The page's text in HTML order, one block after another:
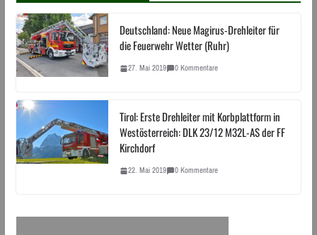
Deutschland: Neue Magirus-Drehleiter für
die Feuerwehr Wetter (Ruhr)
27. Mai 2019 0 Kommentare
Tirol: Erste Drehleiter mit Korbplattform in
Westösterreich: DLK 23/12 M32L-AS der FF
Kirchdorf
22. Mai 2019 0 Kommentare